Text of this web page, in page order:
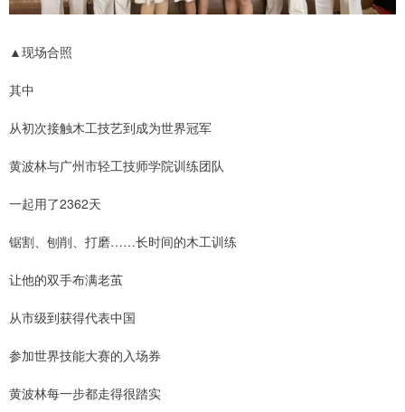
▲现场合照
其中
从初次接触木工技艺到成为世界冠军
黄波林与广州市轻工技师学院训练团队
一起用了2362天
锯割、刨削、打磨……长时间的木工训练
让他的双手布满老茧
从市级到获得代表中国
参加世界技能大赛的入场券
黄波林每一步都走得很踏实